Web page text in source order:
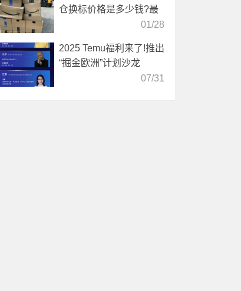
仓换标价格是多少钱?最
01/28
2025 Temu福利来了!推出
“掘金欧洲”计划沙龙
07/31